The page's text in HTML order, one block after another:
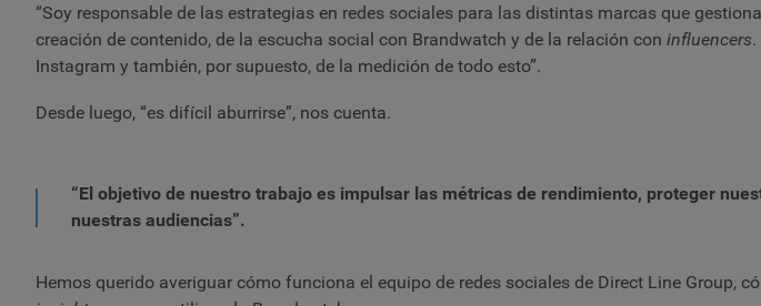
“Soy responsable de las estrategias en redes sociales para las distintas marcas que
creación de contenido, de la escucha social con Brandwatch y de la relación con influencers
Instagram y también, por supuesto, de la medición de todo esto”.
Desde luego, “es difícil aburrirse”, nos cuenta.
“El objetivo de nuestro trabajo es impulsar las métricas de rendimiento, proteger
nuestras audiencias”.
Hemos querido averiguar cómo funciona el equipo de redes sociales de Direct Line Group,